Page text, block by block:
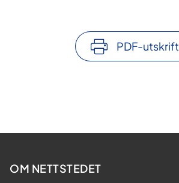
PDF-utskrift
OM NETTSTEDET